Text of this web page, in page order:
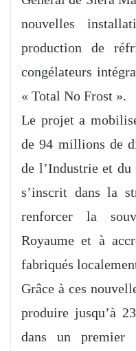
nouvelles
production de
congélateurs
« Total No Frost ».
Le projet a
de 94 millions de
de l’Industrie et
s’inscrit dans la
renforcer la
Royaume et à
fabriqués
Grâce à ces
produire jusqu’à
dans un premier